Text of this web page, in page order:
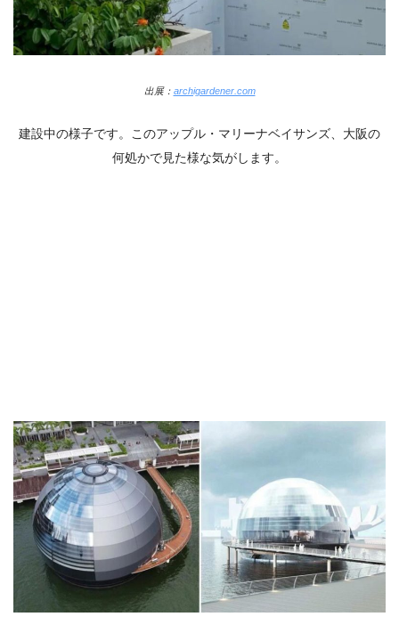
出展： archigardener.com
建設中の様子です。このアップル・マリーナベイサンズ、大阪の
何処かで見た様な気がします。